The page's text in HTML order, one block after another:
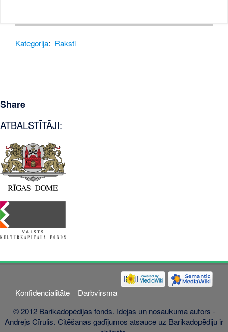
Kategorija: Raksti
Share
ATBALSTĪTĀJI:
Konfidencialitāte
Darbvirsma
© 2012 Barikadopēdijas fonds. Idejas un nosaukuma autors -
Andrejs Cīrulis. Citēšanas gadījumos atsauce uz Barikadopēdiju ir